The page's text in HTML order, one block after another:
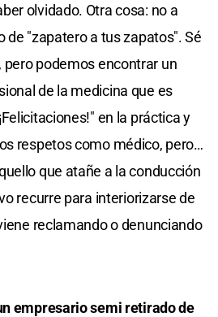
olvidado. Otra cosa: no a
de "zapatero a tus zapatos". Sé
pero podemos encontrar un
de la medicina que es
en la práctica y
respetos como médico, pero…
que atañe a la conducción
recurre para interiorizarse de
reclamando o denunciando
empresario semi retirado de